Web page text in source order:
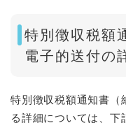
特別徴収税額
電子的送付の
特別徴収税額通知書（
る詳細については、下